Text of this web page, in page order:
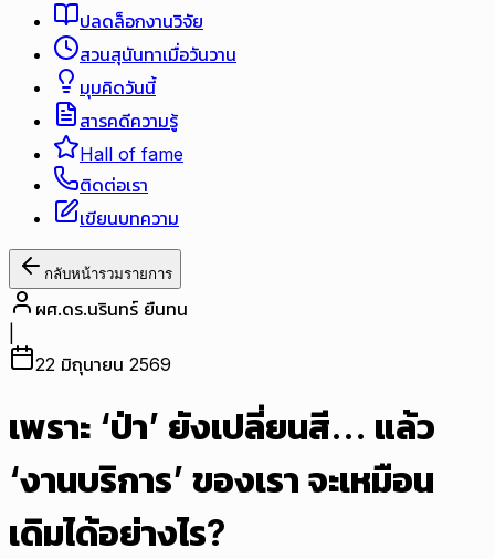
ปลดล็อกงานวิจัย
สวนสุนันทาเมื่อวันวาน
มุมคิดวันนี้
สารคดีความรู้
Hall of fame
ติดต่อเรา
เขียนบทความ
กลับหน้ารวมรายการ
ผศ.ดร.นรินทร์ ยืนทน
22 มิถุนายน 2569
เพราะ ‘ป่า’ ยังเปลี่ยนสี... แล้ว
‘งานบริการ’ ของเรา จะเหมือน
เดิมได้อย่างไร?